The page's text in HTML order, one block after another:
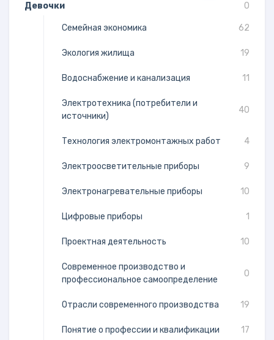
Девочки 0
Семейная экономика 62
Экология жилища 19
Водоснабжение и канализация 11
Электротехника (потребители и
источники)
40
Технология электромонтажных работ 4
Электроосветительные приборы 9
Электронагревательные приборы 10
Цифровые приборы 1
Проектная деятельность 10
Современное производство и
профессиональное самоопределение
0
Отрасли современного производства 19
Понятие о профессии и квалификации 17